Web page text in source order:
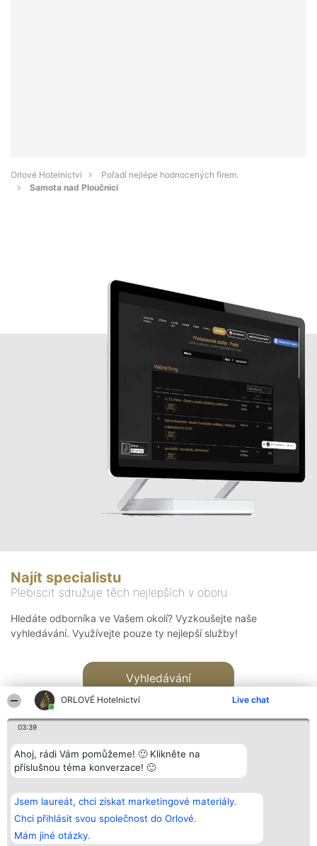
ORLOVÉ Hotelnictví Live chat
03:39
Ahoj, rádi Vám pomůžeme! 🙂 Klikněte na
příslušnou téma konverzace! 🙂
Jsem laureát, chci získat marketingové materiály.
Chci přihlásit svou společnost do Orlové.
Mám jiné otázky.
Orlové Hotelnictví
Pořadí nejlépe hodnocených firem.
Samota nad Ploučnicí
Najít specialistu
Plebiscit sdružuje těch nejlepších v oboru
Hledáte odborníka ve Vašem okolí? Vyzkoušejte naše
vyhledávání. Využívejte pouze ty nejlepší služby!
Vyhledávání
Bright Side Solutions sp. z o.
o. sp. k.
ul. Ruska 22
Wrocław 50-079
KRS 0000749100 | Regon
Vítězové
Seznam všech
laureátů
Zásady
Kontakt